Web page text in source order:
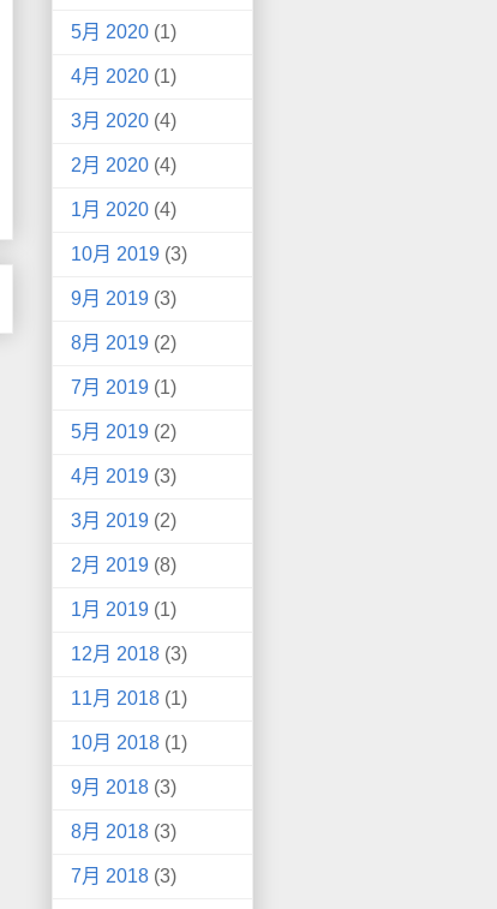
5月 2020 (1)
4月 2020 (1)
3月 2020 (4)
2月 2020 (4)
1月 2020 (4)
10月 2019 (3)
9月 2019 (3)
8月 2019 (2)
7月 2019 (1)
5月 2019 (2)
4月 2019 (3)
3月 2019 (2)
2月 2019 (8)
1月 2019 (1)
12月 2018 (3)
11月 2018 (1)
10月 2018 (1)
9月 2018 (3)
8月 2018 (3)
7月 2018 (3)